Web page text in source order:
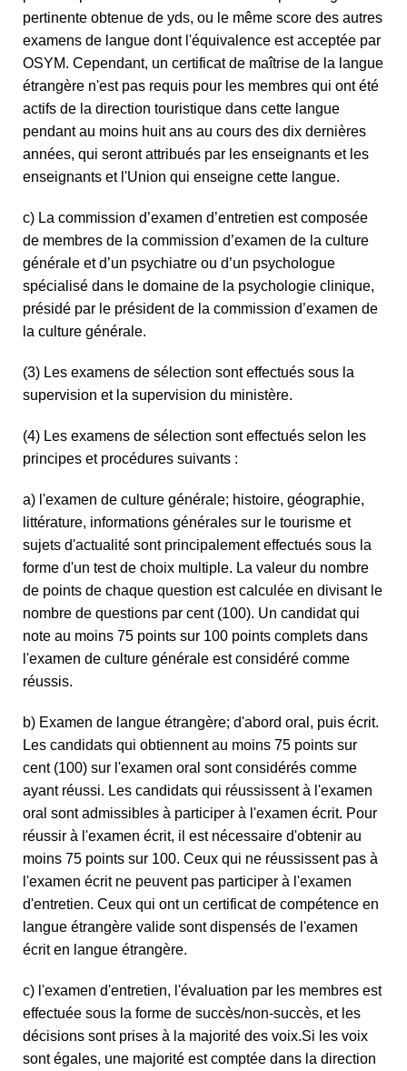
pertinente obtenue de yds, ou le même score des autres
examens de langue dont l'équivalence est acceptée par
OSYM. Cependant, un certificat de maîtrise de la langue
étrangère n'est pas requis pour les membres qui ont été
actifs de la direction touristique dans cette langue
pendant au moins huit ans au cours des dix dernières
années, qui seront attribués par les enseignants et les
enseignants et l'Union qui enseigne cette langue.
c) La commission d’examen d’entretien est composée
de membres de la commission d’examen de la culture
générale et d’un psychiatre ou d’un psychologue
spécialisé dans le domaine de la psychologie clinique,
présidé par le président de la commission d’examen de
la culture générale.
(3) Les examens de sélection sont effectués sous la
supervision et la supervision du ministère.
(4) Les examens de sélection sont effectués selon les
principes et procédures suivants :
a) l'examen de culture générale; histoire, géographie,
littérature, informations générales sur le tourisme et
sujets d'actualité sont principalement effectués sous la
forme d'un test de choix multiple. La valeur du nombre
de points de chaque question est calculée en divisant le
nombre de questions par cent (100). Un candidat qui
note au moins 75 points sur 100 points complets dans
l'examen de culture générale est considéré comme
réussis.
b) Examen de langue étrangère; d'abord oral, puis écrit.
Les candidats qui obtiennent au moins 75 points sur
cent (100) sur l'examen oral sont considérés comme
ayant réussi. Les candidats qui réussissent à l'examen
oral sont admissibles à participer à l'examen écrit. Pour
réussir à l'examen écrit, il est nécessaire d'obtenir au
moins 75 points sur 100. Ceux qui ne réussissent pas à
l'examen écrit ne peuvent pas participer à l'examen
d'entretien. Ceux qui ont un certificat de compétence en
langue étrangère valide sont dispensés de l'examen
écrit en langue étrangère.
c) l'examen d'entretien, l'évaluation par les membres est
effectuée sous la forme de succès/non-succès, et les
décisions sont prises à la majorité des voix.Si les voix
sont égales, une majorité est comptée dans la direction